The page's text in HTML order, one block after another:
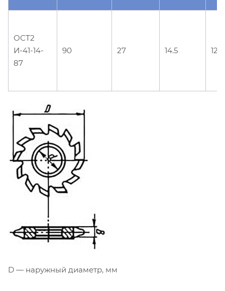
ОСТ2
И-41-14-
87
90 27 14.5 12
D — наружный диаметр, мм